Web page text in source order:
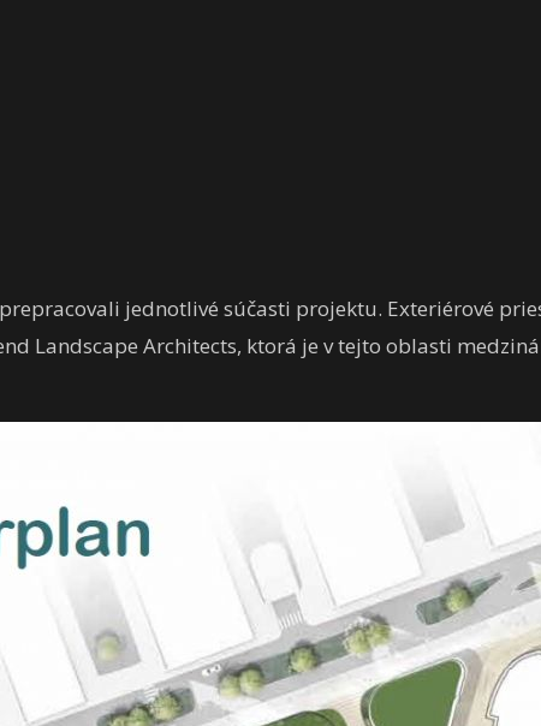
jednotlivé súčasti projektu. Exteriérové
Landscape Architects, ktorá je v tejto oblasti